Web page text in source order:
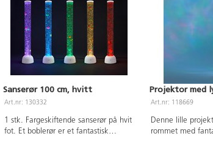
Sanserør 100 cm, hvitt
Art.nr: 130332
1 stk. Fargeskiftende sanserør på hvit
fot. Et boblerør er et fantastisk
Projektor med
Art.nr: 118669
Denne lille
rommet med